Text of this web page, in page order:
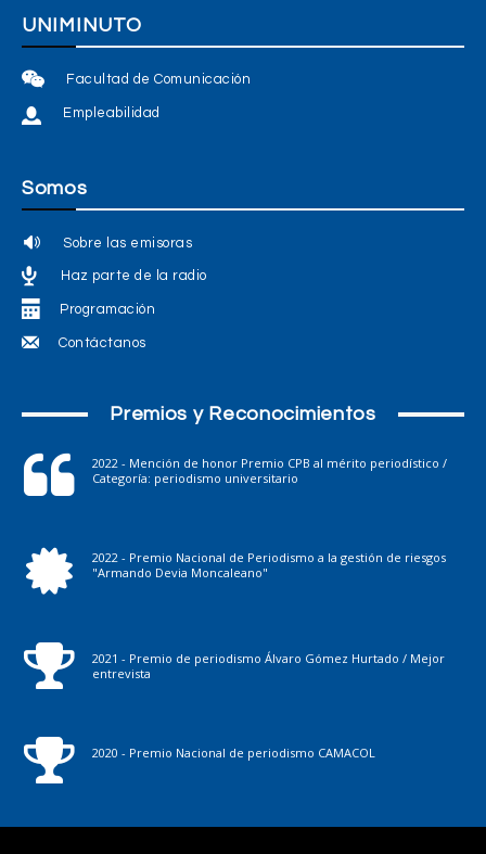
UNIMINUTO
Facultad de Comunicación
Empleabilidad
Somos
Sobre las emisoras
Haz parte de la radio
Programación
Contáctanos
Premios y Reconocimientos
2022 - Mención de honor Premio CPB al mérito periodístico /
Categoría: periodismo universitario
2022 - Premio Nacional de Periodismo a la gestión de riesgos
"Armando Devia Moncaleano"
2021 - Premio de periodismo Álvaro Gómez Hurtado / Mejor
entrevista
2020 - Premio Nacional de periodismo CAMACOL